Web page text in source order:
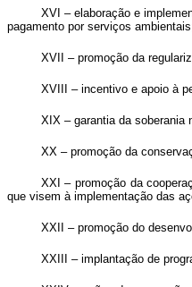
XVI – elaboração e
pagamento por serviços
XVII – promoção da
XVIII – incentivo e apoio à
XIX – garantia da soberania
XX – promoção da
XXI – promoção da
que visem à implementação das
XXII – promoção do
XXIII – implantação de